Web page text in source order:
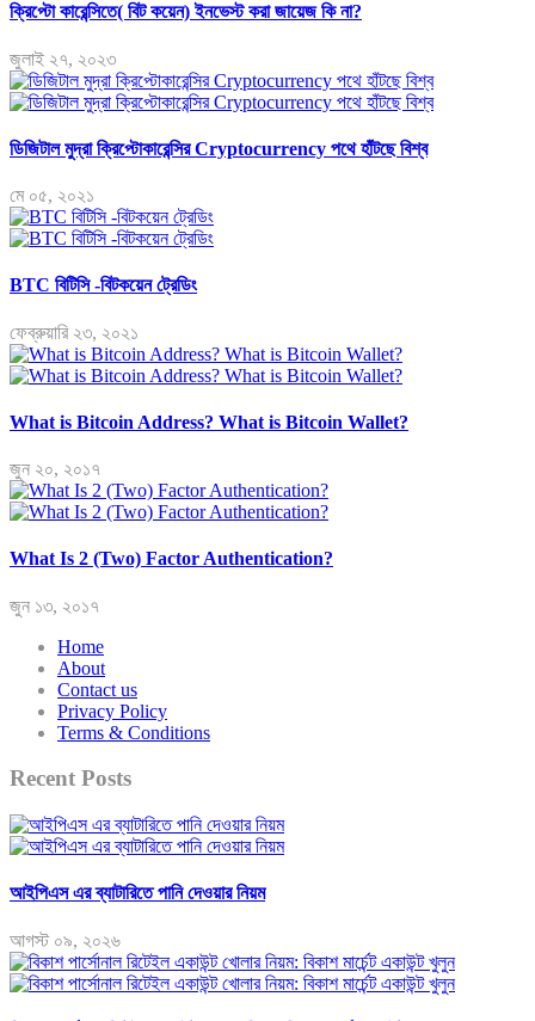
ক্রিপ্টো কারেন্সিতে( বিট কয়েন) ইনভেস্ট করা জায়েজ কি না?
জুলাই ২৭, ২০২৩
ডিজিটাল মুদ্রা ক্রিপ্টোকারেন্সির Cryptocurrency পথে হাঁটছে বিশ্ব
মে ০৫, ২০২১
BTC বিটিসি -বিটকয়েন ট্রেডিং
ফেব্রুয়ারি ২৩, ২০২১
What is Bitcoin Address? What is Bitcoin Wallet?
জুন ২০, ২০১৭
What Is 2 (Two) Factor Authentication?
জুন ১৩, ২০১৭
Home
About
Contact us
Privacy Policy
Terms & Conditions
Recent Posts
আইপিএস এর ব্যাটারিতে পানি দেওয়ার নিয়ম
আগস্ট ০৯, ২০২৬